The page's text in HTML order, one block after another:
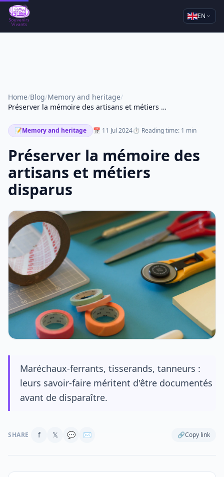
EN
Home/Blog/Memory and heritage/
Préserver la mémoire des artisans et métiers disparus
📝Memory and heritage 📅 11 Jul 2024⏱ Reading time: 1 min
Préserver la mémoire des
artisans et métiers
disparus
Maréchaux-ferrants, tisserands, tanneurs :
leurs savoir-faire méritent d'être documentés
avant de disparaître.
SHARE f 𝕏 💬 ✉ 🔗Copy link